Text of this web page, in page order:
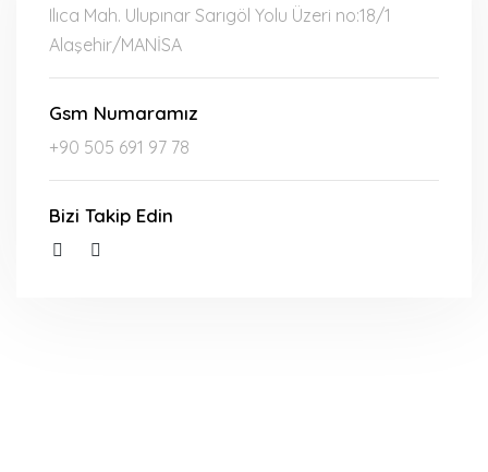
Ilıca Mah. Ulupınar Sarıgöl Yolu Üzeri no:18/1
Alaşehir/MANİSA
Gsm Numaramız
+90 505 691 97 78
Bizi Takip Edin